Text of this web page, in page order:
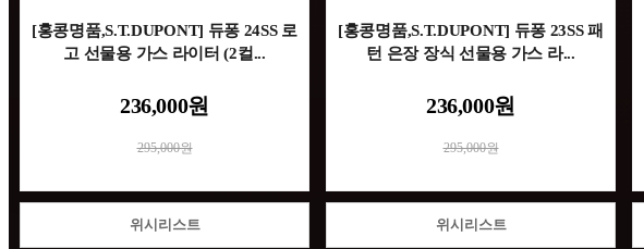
[홍콩명품,S.T.DUPONT] 듀퐁 24SS 로
고 선물용 가스 라이터 (2컬...
236,000원
295,000원
위시리스트
[홍콩명품,S.T.DUPONT] 듀퐁 23SS 패
턴 은장 장식 선물용 가스 라...
236,000원
295,000원
위시리스트